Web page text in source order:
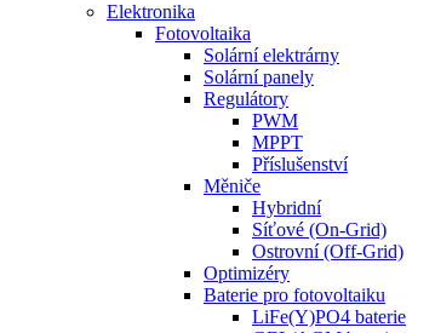
Elektronika
Fotovoltaika
Solární elektrárny
Solární panely
Regulátory
PWM
MPPT
Příslušenství
Měniče
Hybridní
Síťové (On-Grid)
Ostrovní (Off-Grid)
Optimizéry
Baterie pro fotovoltaiku
LiFe(Y)PO4 baterie